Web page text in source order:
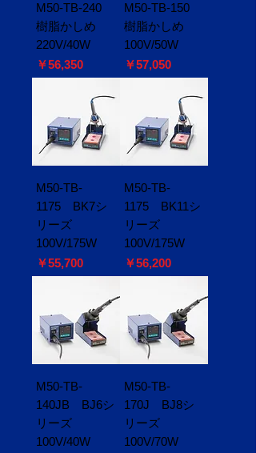
M50-TB-240
樹脂かしめ
220V/40W
価格
￥56,350
M50-TB-150
樹脂かしめ
100V/50W
価格
￥57,050
M50-TB-
1175 BK7シ
リーズ
100V/175W
価格
￥55,700
M50-TB-
1175 BK11シ
リーズ
100V/175W
価格
￥56,200
M50-TB-
140JB BJ6シ
リーズ
100V/40W
M50-TB-
170J BJ8シ
リーズ
100V/70W